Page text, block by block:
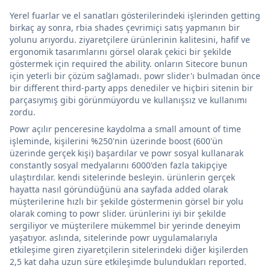
Yerel fuarlar ve el sanatları gösterilerindeki işlerinden getting
birkaç ay sonra, rbia shades çevrimiçi satış yapmanın bir
yolunu arıyordu. ziyaretçilere ürünlerinin kalitesini, hafif ve
ergonomik tasarımlarını görsel olarak çekici bir şekilde
göstermek için required the ability. onların Sitecore bunun
için yeterli bir çözüm sağlamadı. powr slider'ı bulmadan önce
bir different third-party apps denediler ve hiçbiri sitenin bir
parçasıymış gibi görünmüyordu ve kullanışsız ve kullanımı
zordu.
Powr açılır penceresine kaydolma a small amount of time
işleminde, kişilerini %250'nin üzerinde boost (600'ün
üzerinde gerçek kişi) başardılar ve powr sosyal kullanarak
constantly sosyal medyalarını 6000'den fazla takipçiye
ulaştırdılar. kendi sitelerinde besleyin. ürünlerin gerçek
hayatta nasıl göründüğünü ana sayfada added olarak
müşterilerine hızlı bir şekilde göstermenin görsel bir yolu
olarak coming to powr slider. ürünlerini iyi bir şekilde
sergiliyor ve müşterilere mükemmel bir yerinde deneyim
yaşatıyor. aslında, sitelerinde powr uygulamalarıyla
etkileşime giren ziyaretçilerin sitelerindeki diğer kişilerden
2,5 kat daha uzun süre etkileşimde bulundukları reported.